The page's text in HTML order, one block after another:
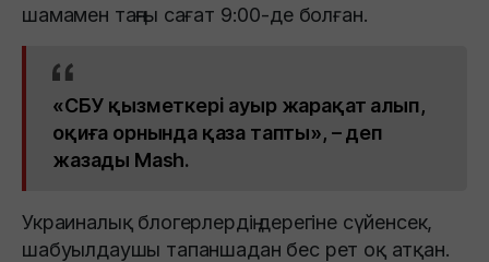
шамамен таңғы сағат 9:00-де болған.
«СБУ қызметкері ауыр жарақат алып,
оқиға орнында қаза тапты», – деп
жазады Mash.
Украиналық блогерлердің дерегіне сүйенсек,
шабуылдаушы тапаншадан бес рет оқ атқан.